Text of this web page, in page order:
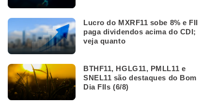
Lucro do MXRF11 sobe 8% e FII
paga dividendos acima do CDI;
veja quanto
BTHF11, HGLG11, PMLL11 e
SNEL11 são destaques do Bom
Dia FIIs (6/8)